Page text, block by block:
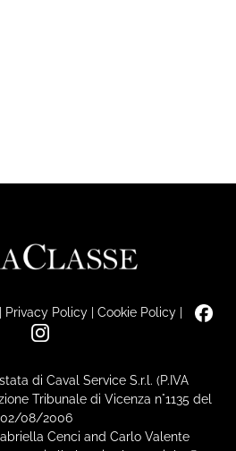
| Privacy Policy| Cookie Policy|
di Caval Service S.r.l. (P.IVA
Tribunale di Vicenza n°1135 del
02/08/2006
Cenci and Carlo Valente